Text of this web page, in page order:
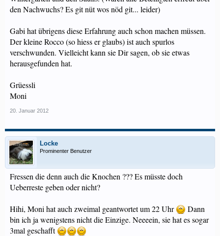
den Nachwuchs? Es git nüt wos nöd git... leider)
Gabi hat übrigens diese Erfahrung auch schon machen müssen.
Der kleine Rocco (so hiess er glaubs) ist auch spurlos
verschwunden. Vielleicht kann sie Dir sagen, ob sie etwas
herausgefunden hat.
Grüessli
Moni
20. Januar 2012
Locke
Prominenter Benutzer
Fressen die denn auch die Knochen ??? Es müsste doch
Ueberreste geben oder nicht?
Hihi, Moni hat auch zweimal geantwortet um 22 Uhr
Dann
bin ich ja wenigstens nicht die Einzige. Neeeein, sie hat es sogar
3mal geschafft